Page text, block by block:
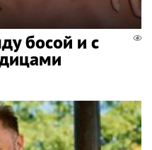
босой и с